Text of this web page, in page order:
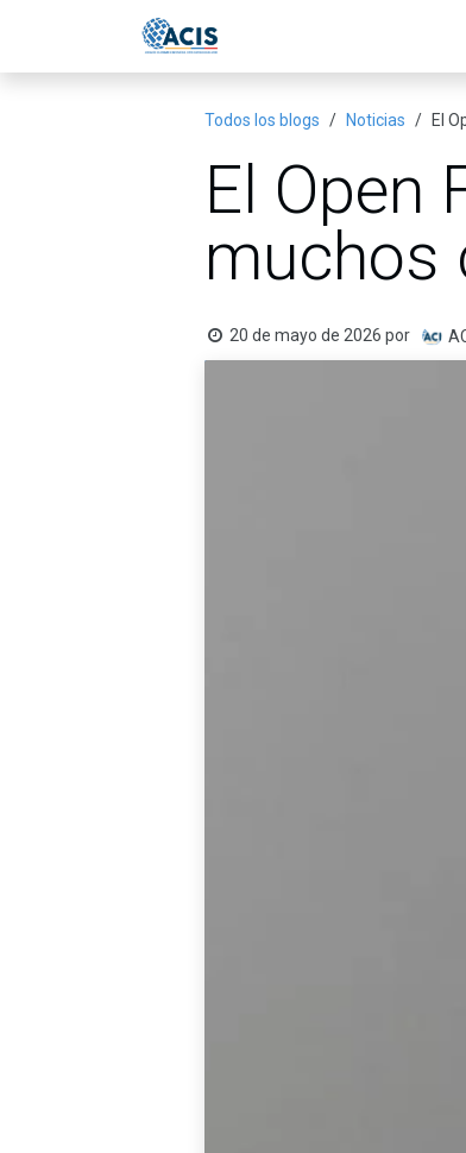
Todos los blogs Noticias El
El Open
muchos
20 de mayo de 2026 por